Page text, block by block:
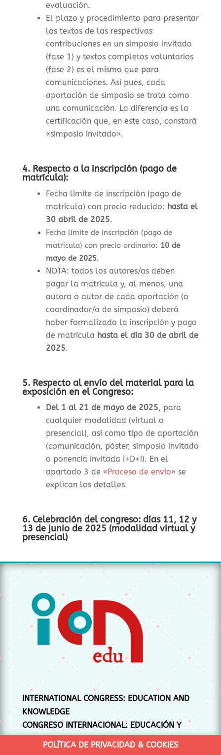
evaluación.
El plazo y procedimiento para presentar
los textos de las respectivas
contribuciones en un simposio invitado
(fase 1) y textos completos voluntarios
(fase 2) es el mismo que para
comunicaciones. Así pues, cada
aportación de simposio se trata como
una comunicación. La diferencia es la
certificación que, en este caso, constará
«simposio invitado».
4. Respecto a la inscripción (pago de
matrícula):
Fecha límite de inscripción (pago de
matrícula) con precio reducido: hasta el
30 abril de 2025.
Fecha límite de inscripción (pago de
matrícula) con precio ordinario: 10 de
mayo de 2025.
NOTA: todos los autores/as deben
pagar la matrícula y, al menos, una
autora o autor de cada aportación (o
coordinador/a de simposio) deberá
haber formalizado la inscripción y pago
de matrícula hasta el día 30 de abril de
2025.
5. Respecto al envío del material para la
exposición en el Congreso:
Del 1 al 21 de mayo de 2025, para
cualquier modalidad (virtual o
presencial), así como tipo de aportación
(comunicación, póster, simposio invitado
o ponencia invitada I+D+i). En el
apartado 3 de «Proceso de envío» se
explican los detalles.
6. Celebración del congreso: días 11, 12 y
13 de junio de 2025 (modalidad virtual y
presencial)
INTERNATIONAL CONGRESS: EDUCATION AND
KNOWLEDGE
CONGRESO INTERNACIONAL: EDUCACIÓN Y
CONOCIMIENTO
POLÍTICA DE PRIVACIDAD & COOKIES